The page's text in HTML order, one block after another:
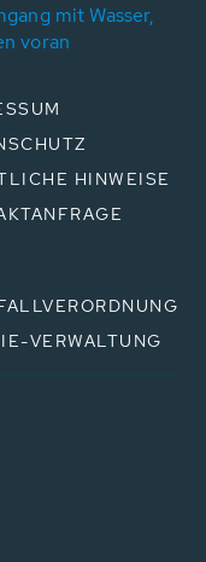
mit Wasser,
voran
HINWEISE
VERWALTUNG